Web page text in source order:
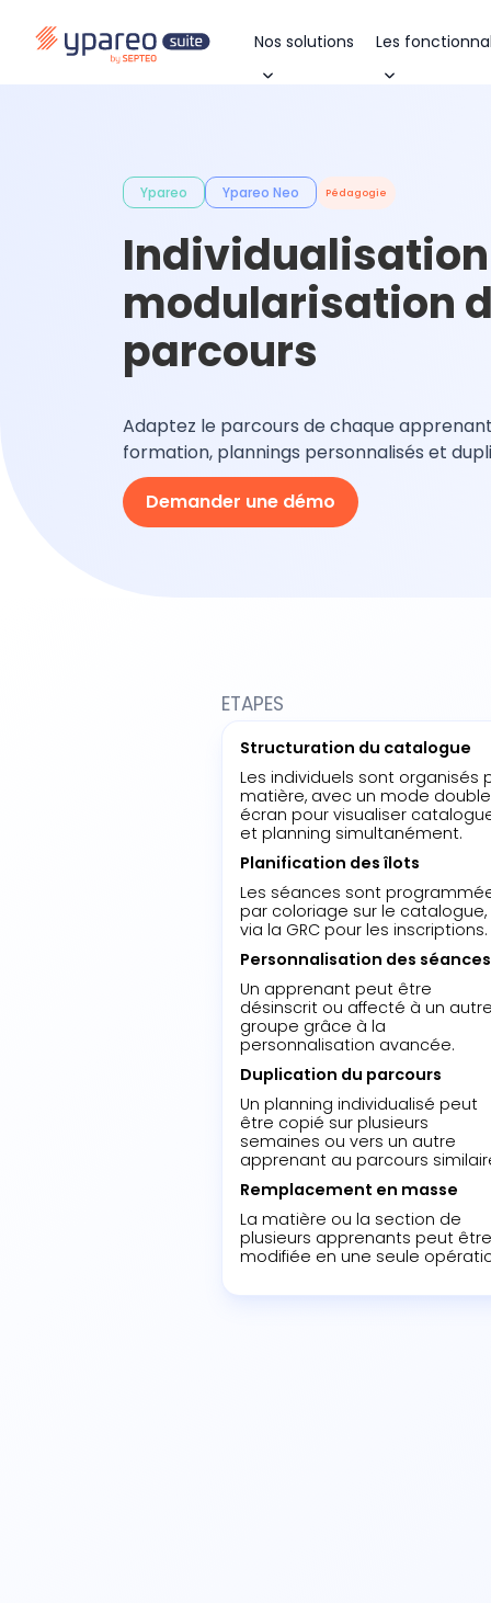
Nos solutions Les
Ypareo Ypareo Neo Pédagogie
modularisation
parcours
Adaptez le parcours de chaque
formation, plannings personnalisés et
Demander une démo
ETAPES
Structuration du catalogue
Les individuels sont organisés
matière, avec un mode double
écran pour visualiser
et planning simultanément.
Planification des îlots
Les séances sont
par coloriage sur le catalogue,
via la GRC pour les inscriptions.
Personnalisation des séances
Un apprenant peut être
désinscrit ou affecté à un
groupe grâce à la
personnalisation avancée.
Duplication du parcours
Un planning individualisé peut
être copié sur plusieurs
semaines ou vers un autre
apprenant au parcours
Remplacement en masse
La matière ou la section de
plusieurs apprenants peut être
modifiée en une seule